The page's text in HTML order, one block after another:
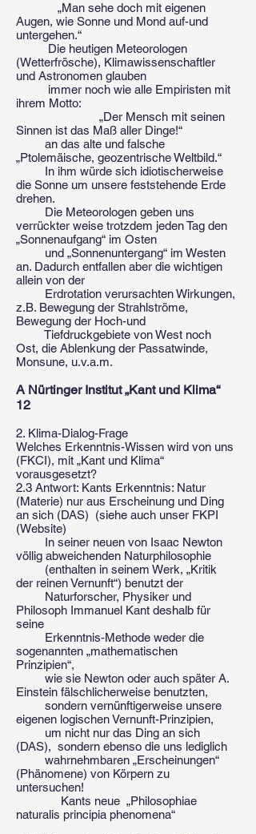
„Man sehe doch mit eigenen
Augen, wie Sonne und Mond auf-und
untergehen.“
Die heutigen Meteorologen
(Wetterfrösche), Klimawissenschaftler
und Astronomen glauben
immer noch wie alle Empiristen mit
ihrem Motto:
„Der Mensch mit seinen
Sinnen ist das Maß aller Dinge!“
an das alte und falsche
„Ptolemäische, geozentrische Weltbild.“
In ihm würde sich idiotischerweise
die Sonne um unsere feststehende Erde
drehen.
Die Meteorologen geben uns
verrückter weise trotzdem jeden Tag den
„Sonnenaufgang“ im Osten
und „Sonnenuntergang“ im Westen
an. Dadurch entfallen aber die wichtigen
allein von der
Erdrotation verursachten Wirkungen,
z.B. Bewegung der Strahlströme,
Bewegung der Hoch-und
Tiefdruckgebiete von West noch
Ost, die Ablenkung der Passatwinde,
Monsune, u.v.a.m.
A Nürtinger Institut „Kant und Klima“
12
2. Klima-Dialog-Frage
Welches Erkenntnis-Wissen wird von uns
(FKCI), mit „Kant und Klima“
vorausgesetzt?
2.3 Antwort: Kants Erkenntnis: Natur
(Materie) nur aus Erscheinung und Ding
an sich (DAS) (siehe auch unser FKPI
(Website)
In seiner neuen von Isaac Newton
völlig abweichenden Naturphilosophie
(enthalten in seinem Werk, „Kritik
der reinen Vernunft“) benutzt der
Naturforscher, Physiker und
Philosoph Immanuel Kant deshalb für
seine
Erkenntnis-Methode weder die
sogenannten „mathematischen
Prinzipien“,
wie sie Newton oder auch später A.
Einstein fälschlicherweise benutzten,
sondern vernünftigerweise unsere
eigenen logischen Vernunft-Prinzipien,
um nicht nur das Ding an sich
(DAS), sondern ebenso die uns lediglich
wahrnehmbaren „Erscheinungen“
(Phänomene) von Körpern zu
untersuchen!
Kants neue „Philosophiae
naturalis principia phenomena“